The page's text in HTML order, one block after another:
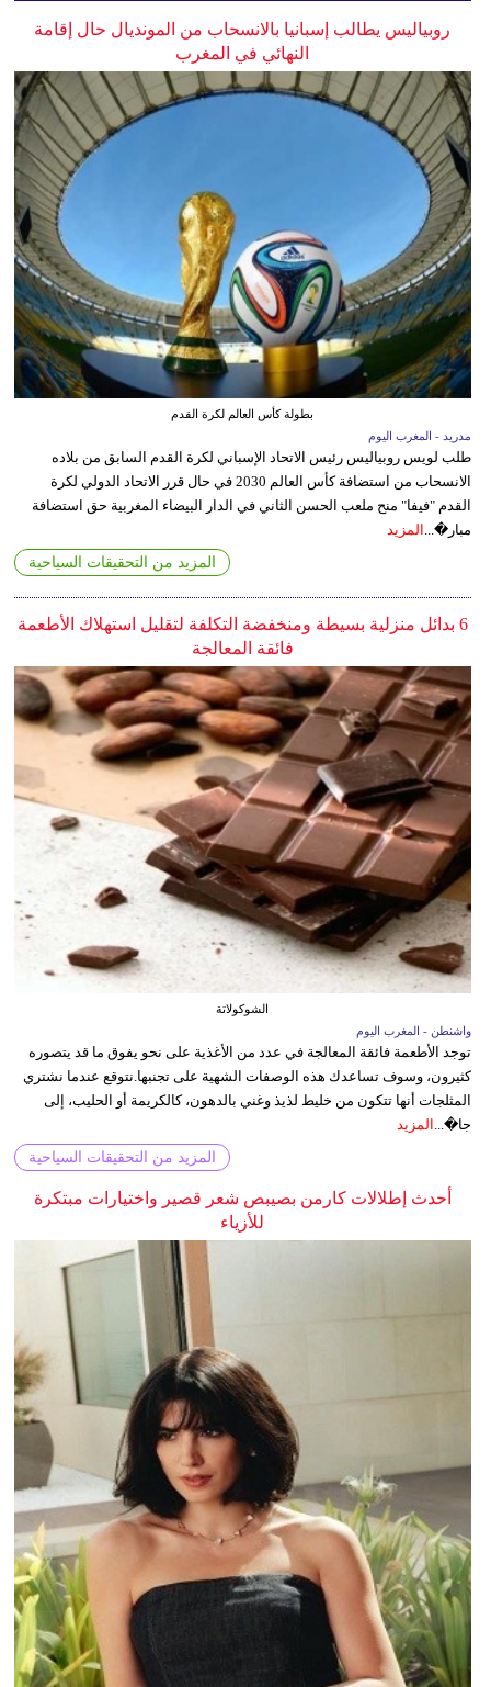
روبياليس يطالب إسبانيا بالانسحاب من المونديال حال إقامة
النهائي في المغرب
بطولة كأس العالم لكرة القدم
مدريد - المغرب اليوم
طلب لويس روبياليس رئيس الاتحاد الإسباني لكرة القدم السابق من بلاده
الانسحاب من استضافة كأس العالم 2030 في حال قرر الاتحاد الدولي لكرة
القدم "فيفا" منح ملعب الحسن الثاني في الدار البيضاء المغربية حق استضافة
مبار�... المزيد
المزيد من التحقيقات السياحية
6 بدائل منزلية بسيطة ومنخفضة التكلفة لتقليل استهلاك الأطعمة
فائقة المعالجة
الشوكولاتة
واشنطن - المغرب اليوم
توجد الأطعمة فائقة المعالجة في عدد من الأغذية على نحو يفوق ما قد يتصوره
كثيرون، وسوف تساعدك هذه الوصفات الشهية على تجنبها.نتوقع عندما نشتري
المثلجات أنها تتكون من خليط لذيذ وغني بالدهون، كالكريمة أو الحليب، إلى
جا�...
المزيد
المزيد من التحقيقات السياحية
أحدث إطلالات كارمن بصيبص شعر قصير واختيارات مبتكرة
للأزياء